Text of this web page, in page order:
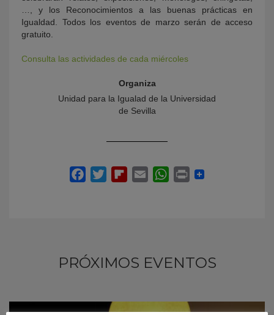
…, y los Reconocimientos a las buenas prácticas en
Igualdad. Todos los eventos de marzo serán de acceso
gratuito.
Consulta las actividades de cada miércoles
Organiza
Unidad para la Igualad de la Universidad
de Sevilla
PRÓXIMOS EVENTOS